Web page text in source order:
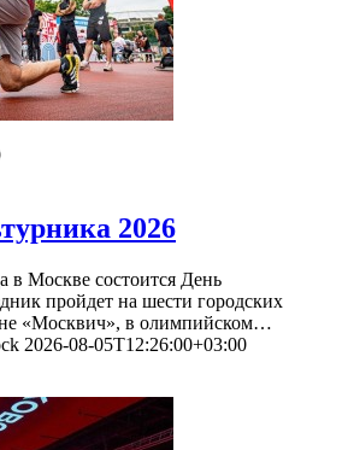
2026
в Москве состоится День
пройдет на шести городских
«Москвич», в олимпийском…
2026-08-05T12:26:00+03:00